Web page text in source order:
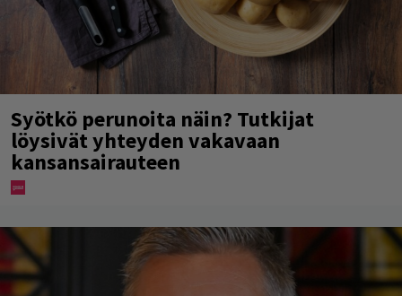
Syötkö perunoita näin? Tutkijat
löysivät yhteyden vakavaan
kansansairauteen